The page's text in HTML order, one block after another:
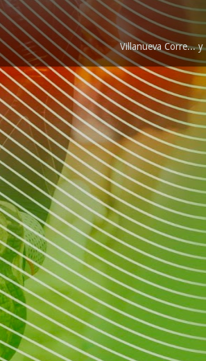
Villanueva Corre...